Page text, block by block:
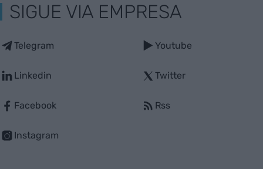
SIGUE VIA EMPRESA
Telegram
Linkedin
Facebook
Instagram
Youtube
Twitter
Rss